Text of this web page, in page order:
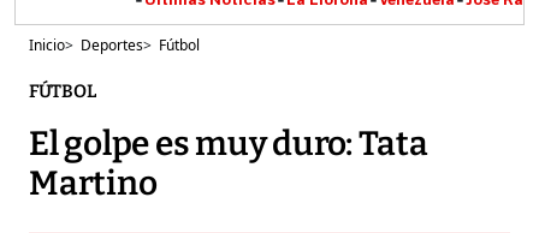
Inicio> Deportes> Fútbol
FÚTBOL
El golpe es muy duro: Tata
Martino